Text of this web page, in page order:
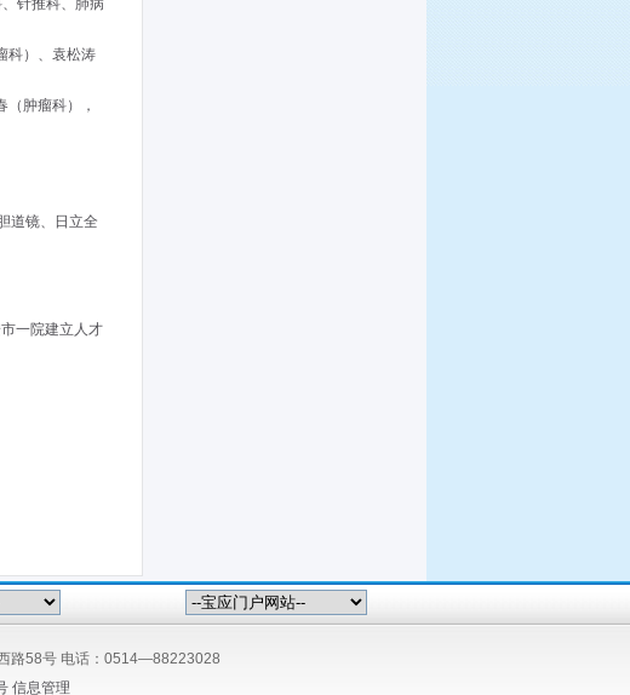
针推科、肺病
科）、袁松涛
肿瘤科），
道镜、日立全
一院建立人才
路58号 电话：0514—88223028
信息管理